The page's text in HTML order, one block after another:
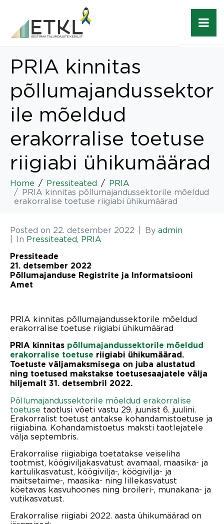
PRIA kinnitas
põllumajandussektor
ile mõeldud
erakorralise toetuse
riigiabi ühikumäärad
Home Pressiteated
PRIA
PRIA kinnitas põllumajandussektorile mõeldud
erakorralise toetuse riigiabi ühikumäärad
Posted on 22. detsember 2022 By admin
In Pressiteated, PRIA
Pressiteade
21. detsember 2022
Põllumajanduse Registrite ja Informatsiooni
Amet
PRIA kinnitas põllumajandussektorile mõeldud
erakorralise toetuse riigiabi ühikumäärad
PRIA kinnitas põllumajandussektorile mõeldud
erakorralise toetuse riigiabi ühikumäärad.
Toetuste väljamaksmisega on juba alustatud
ning toetused makstakse toetusesaajatele välja
hiljemalt 31. detsembril 2022.
Põllumajandussektorile mõeldud erakorralise
toetuse taotlusi võeti vastu 29. juunist 6. juulini.
Erakorralist toetust antakse kohandamistoetuse ja
riigiabina. Kohandamistoetus maksti taotlejatele
välja septembris.
Erakorralise riigiabiga toetatakse veiseliha
tootmist, köögiviljakasvatust avamaal, maasika- ja
kartulikasvatust, köögivilja-, köögivilja- ja
maitsetaime-, maasika- ning lillekasvatust
köetavas kasvuhoones ning broileri-, munakana- ja
vutikasvatust.
Erakorralise riigiabi 2022. aasta ühikumäärad on